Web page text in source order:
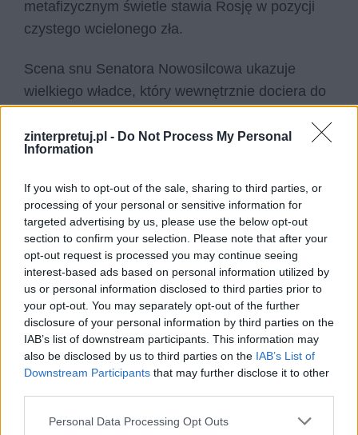
zinterpretuj.pl - Do Not Process My Personal
Information
If you wish to opt-out of the sale, sharing to third parties, or
processing of your personal or sensitive information for
targeted advertising by us, please use the below opt-out
section to confirm your selection. Please note that after your
opt-out request is processed you may continue seeing
interest-based ads based on personal information utilized by
us or personal information disclosed to third parties prior to
your opt-out. You may separately opt-out of the further
disclosure of your personal information by third parties on the
IAB’s list of downstream participants. This information may
also be disclosed by us to third parties on the IAB’s List of
Downstream Participants that may further disclose it to other
Personal Data Processing Opt Outs
metafizycznym świetle stawia Rosję w pozycji
czystego wcielonego zła.
Scena snu Senatora Nowosilcowa ukazuje
wielkiego władce, który wewnętrznie dociera do
wygórowanych ambicji, nieodpowiedzialnego
pełnienia swojego urzędu i brutalnego,
niesprawiedliwego nadużywania swojej władzy.
Umieszczenie takiej sceny wDziadach cz.
IIImiało charakter krzepiący, ponieważ
pokazywało Polakom, że ich oprawcy też są
ludźmi i też mają pewne ograniczenia w
czynieniu zła.